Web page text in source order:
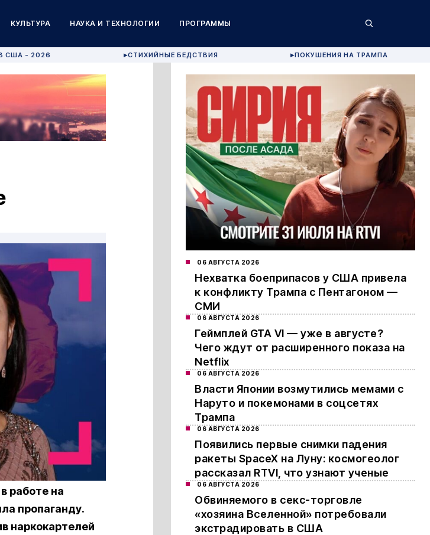
КУЛЬТУРА НАУКА И ТЕХНОЛОГИИ ПРОГРАММЫ
США - 2026 ▶СТИХИЙНЫЕ БЕДСТВИЯ ▶ПОКУШЕНИЯ НА ТРАМПА
работе на
пропаганду.
наркокартелей
06 АВГУСТА 2026
Нехватка боеприпасов у США привела
к конфликту Трампа с Пентагоном —
СМИ
06 АВГУСТА 2026
Геймплей GTA VI — уже в августе?
Чего ждут от расширенного показа на
Netflix
06 АВГУСТА 2026
Власти Японии возмутились мемами с
Наруто и покемонами в соцсетях
Трампа
06 АВГУСТА 2026
Появились первые снимки падения
ракеты SpaceX на Луну: космогеолог
рассказал RTVI, что узнают ученые
06 АВГУСТА 2026
Обвиняемого в секс-торговле
«хозяина Вселенной» потребовали
экстрадировать в США